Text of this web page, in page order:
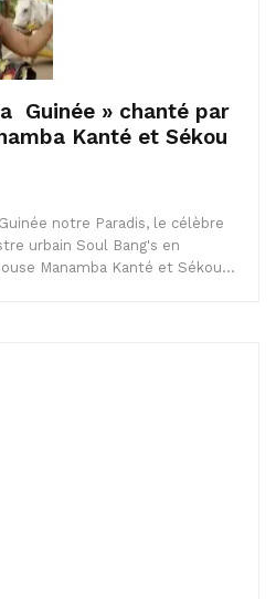
Guinée » chanté par
Kanté et Sékou
notre Paradis, le célèbre
urbain Soul Bang's en
Manamba Kanté et Sékou…